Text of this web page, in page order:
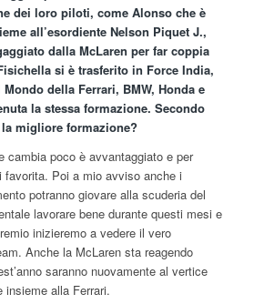
dei loro piloti, come Alonso che è
all’esordiente Nelson Piquet J.,
dalla McLaren per far coppia
si è trasferito in Force India,
della Ferrari, BMW, Honda e
la stessa formazione. Secondo
migliore formazione?
cambia poco è avvantaggiato e per
favorita. Poi a mio avviso anche i
potranno giovare alla scuderia del
lavorare bene durante questi mesi e
inizieremo a vedere il vero
Anche la McLaren sta reagendo
saranno nuovamente al vertice
insieme alla Ferrari.